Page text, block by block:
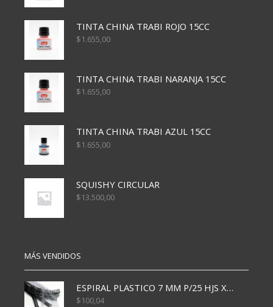
TINTA CHINA TRABI ROJO 15CC
$1.655,00
TINTA CHINA TRABI NARANJA 15CC
$1.655,00
TINTA CHINA TRABI AZUL 15CC
$1.655,00
SQUISHY CIRCULAR
$13.500,00
MÁS VENDIDOS
ESPIRAL PLASTICO 7 MM P/25 HJS X50x3000
$100,04